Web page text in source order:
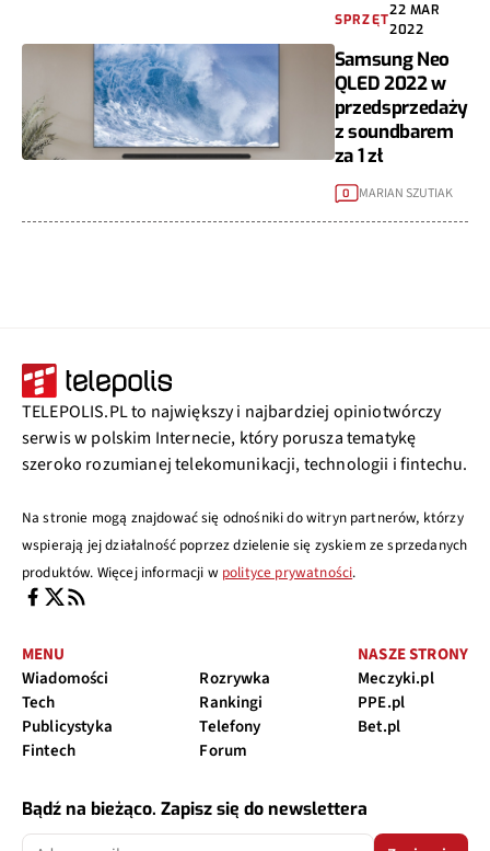
SPRZĘT
22 MAR
2022
Samsung Neo
QLED 2022 w
przedsprzedaży
z soundbarem
za 1 zł
0 MARIAN SZUTIAK
TELEPOLIS.PL to największy i najbardziej opiniotwórczy
serwis w polskim Internecie, który porusza tematykę
szeroko rozumianej telekomunikacji, technologii i fintechu.
Na stronie mogą znajdować się odnośniki do witryn partnerów, którzy
wspierają jej działalność poprzez dzielenie się zyskiem ze sprzedanych
produktów. Więcej informacji w polityce prywatności.
MENU
Wiadomości
Tech
Publicystyka
Fintech
Rozrywka
Rankingi
Telefony
Forum
NASZE STRONY
Meczyki.pl
PPE.pl
Bet.pl
Bądź na bieżąco. Zapisz się do newslettera